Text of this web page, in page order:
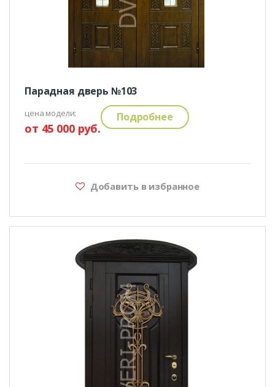
Парадная дверь №103
цена модели:
от 45 000 руб.
Подробнее
Добавить в избранное